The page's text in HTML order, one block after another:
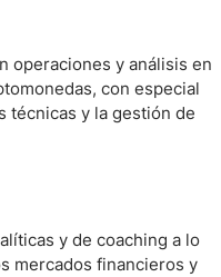
operaciones y análisis en
con especial
técnicas y la gestión de
y de coaching a lo
mercados financieros y